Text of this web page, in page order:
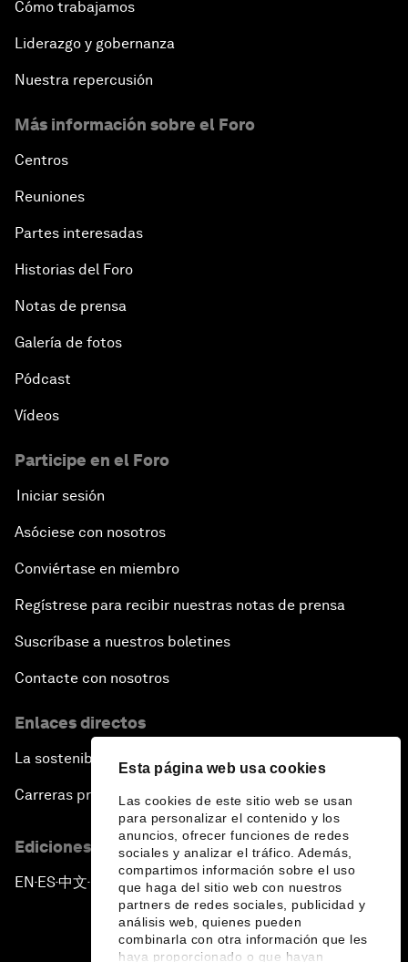
Esta página web usa cookies
Las cookies de este sitio web se usan
para personalizar el contenido y los
anuncios, ofrecer funciones de redes
sociales y analizar el tráfico. Además,
compartimos información sobre el uso
que haga del sitio web con nuestros
partners de redes sociales, publicidad y
análisis web, quienes pueden
combinarla con otra información que les
haya proporcionado o que hayan
Cómo trabajamos
Liderazgo y gobernanza
Nuestra repercusión
Más información sobre el Foro
Centros
Reuniones
Partes interesadas
Historias del Foro
Notas de prensa
Galería de fotos
Pódcast
Vídeos
Participe en el Foro
Iniciar sesión
Asóciese con nosotros
Conviértase en miembro
Regístrese para recibir nuestras notas de prensa
Suscríbase a nuestros boletines
Contacte con nosotros
Enlaces directos
La sostenibilidad en el Foro
Carreras profesionales
Ediciones en otros idiomas
EN ▪ ES▪中文▪ 日本語